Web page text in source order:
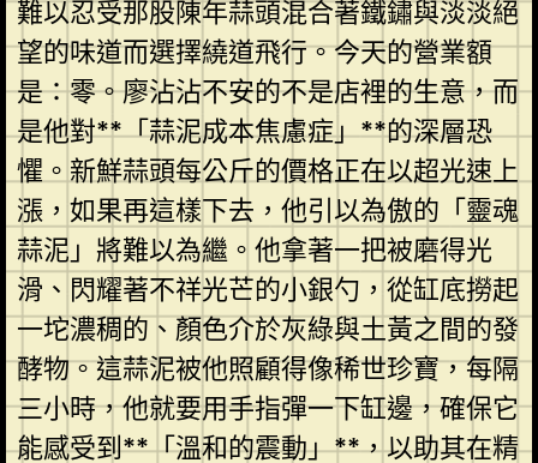
難以忍受那股陳年蒜頭混合著鐵鏽與淡淡絕
望的味道而選擇繞道飛行。今天的營業額
是：零。廖沾沾不安的不是店裡的生意，而
是他對**「蒜泥成本焦慮症」**的深層恐
懼。新鮮蒜頭每公斤的價格正在以超光速上
漲，如果再這樣下去，他引以為傲的「靈魂
蒜泥」將難以為繼。他拿著一把被磨得光
滑、閃耀著不祥光芒的小銀勺，從缸底撈起
一坨濃稠的、顏色介於灰綠與土黃之間的發
酵物。這蒜泥被他照顧得像稀世珍寶，每隔
三小時，他就要用手指彈一下缸邊，確保它
能感受到**「溫和的震動」**，以助其在精